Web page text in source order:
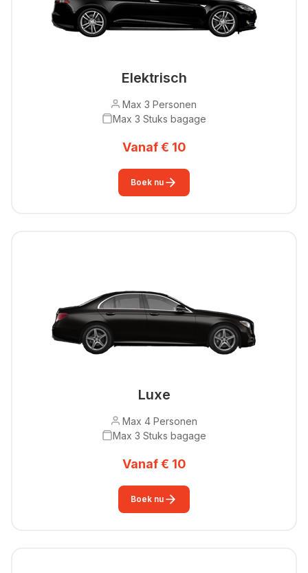
Elektrisch
Max 3 Personen
Max 3 Stuks bagage
Vanaf € 10
Boek nu
Luxe
Max 4 Personen
Max 3 Stuks bagage
Vanaf € 10
Boek nu